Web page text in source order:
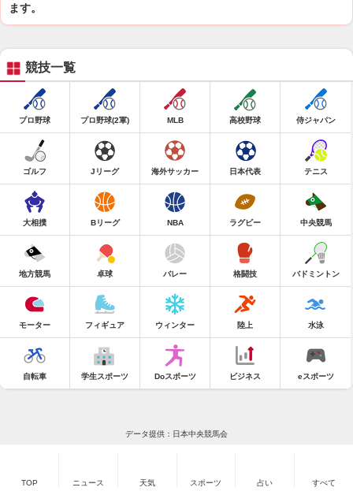
ます。
競技一覧
プロ野球 プロ野球(2軍) MLB 高校野球 侍ジャパン
ゴルフ Jリーグ 海外サッカー 日本代表 テニス
大相撲 Bリーグ NBA ラグビー 中央競馬
地方競馬 卓球 バレー 格闘技 バドミントン
モーター フィギュア ウィンター 陸上 水泳
自転車 学生スポーツ Doスポーツ ビジネス eスポーツ
データ提供：日本中央競馬会
TOP ニュース 天気 スポーツ 占い すべて